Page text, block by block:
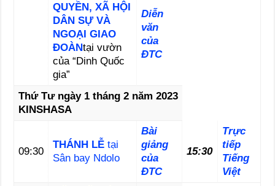
QUYỀN, XÃ HỘI
DÂN SỰ VÀ
NGOẠI GIAO
ĐOÀNtại vườn
của “Dinh Quốc
gia”
Diễn
văn
của
ĐTC
Thứ Tư ngày 1 tháng 2 năm 2023
KINSHASA
09:30
THÁNH LỄtại
Sân bay Ndolo
Bài
giảng
của
ĐTC
15:30
Trực
tiếp
Tiếng
Việt